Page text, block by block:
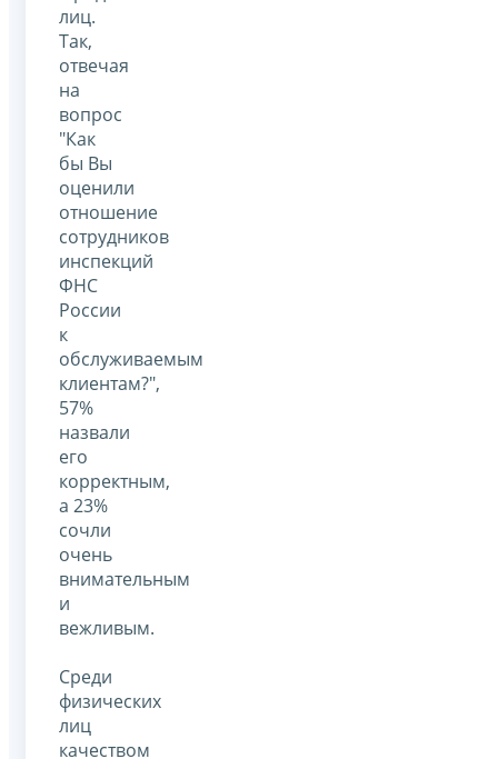
лиц.
Так,
отвечая
на
вопрос
"Как
бы Вы
оценили
отношение
сотрудников
инспекций
ФНС
России
к
обслуживаемым
клиентам?",
57%
назвали
его
корректным,
а 23%
сочли
очень
внимательным
и
вежливым.
Среди
физических
лиц
качеством